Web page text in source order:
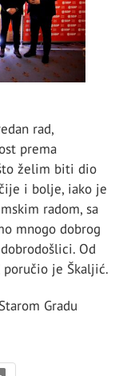
rad,
prema
želim biti dio
i bolje, iako je
radom, sa
mnogo dobrog
Od
poručio je Škaljić.
Gradu